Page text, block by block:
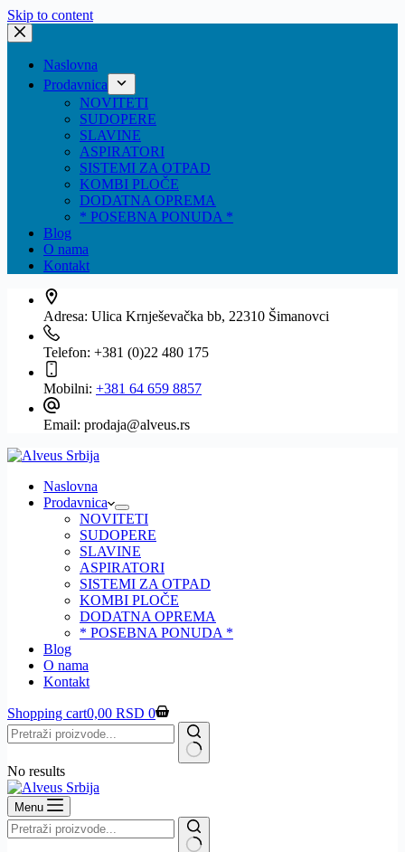
Skip to content
Naslovna
Prodavnica
NOVITETI
SUDOPERE
SLAVINE
ASPIRATORI
SISTEMI ZA OTPAD
KOMBI PLOČE
DODATNA OPREMA
* POSEBNA PONUDA *
Blog
O nama
Kontakt
Adresa: Ulica Krnješevačka bb, 22310 Šimanovci
Telefon: +381 (0)22 480 175
Mobilni: +381 64 659 8857
Email: prodaja@alveus.rs
Naslovna
Prodavnica
NOVITETI
SUDOPERE
SLAVINE
ASPIRATORI
SISTEMI ZA OTPAD
KOMBI PLOČE
DODATNA OPREMA
* POSEBNA PONUDA *
Blog
O nama
Kontakt
Shopping cart0,00 RSD 0
No results
Menu